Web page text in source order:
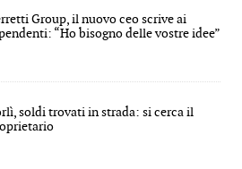
Group, il nuovo ceo scrive ai
“Ho bisogno delle vostre idee”
soldi trovati in strada: si cerca il